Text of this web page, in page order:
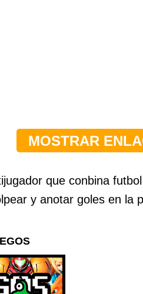
que conbina
y anotar goles en la